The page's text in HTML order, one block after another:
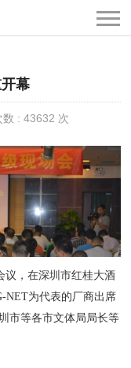
幕
数 : 43632 次
，在深圳市红桂大酒
NET为代表的厂商出席
市等各市文体局局长等